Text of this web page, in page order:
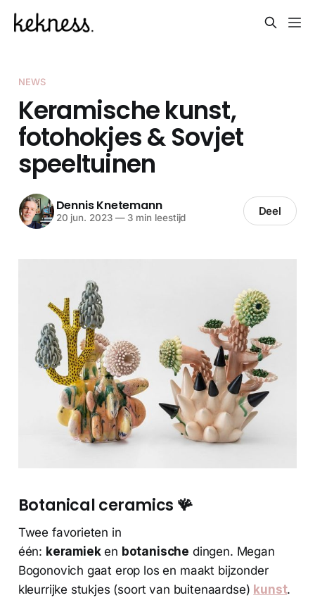
NEWS
Keramische kunst,
fotohokjes & Sovjet
speeltuinen
Dennis Knetemann
20 jun. 2023 —3 min leestijd Deel
Botanical ceramics 🪸
Twee favorieten in
één: keramieken botanische dingen. Megan
Bogonovich gaat erop los en maakt bijzonder
kleurrijke stukjes (soort van buitenaardse) kunst.